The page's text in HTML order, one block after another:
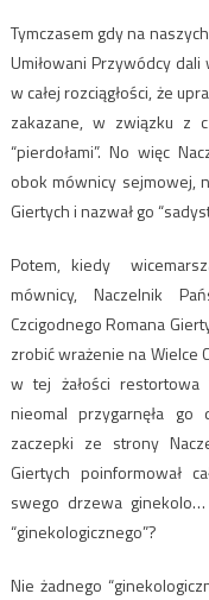
Tymczasem gdy na
Umiłowani Przywódcy
w całej rozciągłości, że
zakazane, w związku z
“pierdołami”. No więc
obok mównicy sejmowej,
Giertych i nazwał go
Potem, kiedy
mównicy, Naczelnik
Czcigodnego Romana
zrobić wrażenie na Wielce
w tej żałości restortowa
nieomal przygarnęła
zaczepki ze strony
Giertych poinformował
swego drzewa
“ginekologicznego”?
Nie żadnego